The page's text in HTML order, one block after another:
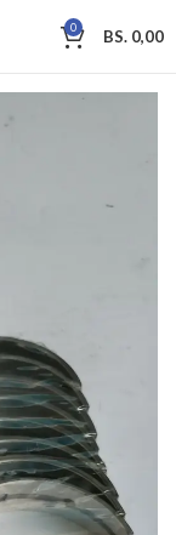
0 BS. 0,00